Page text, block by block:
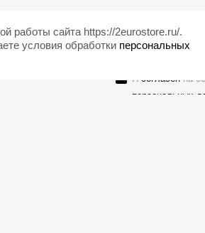
Я согласенна
персональных
работы сайта https://2eurostore.ru/.
условия обработки персональных